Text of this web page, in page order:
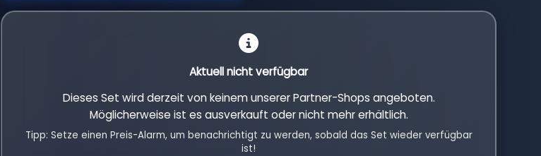
Aktuell nicht verfügbar
Dieses Set wird derzeit von keinem unserer Partner-Shops angeboten.
Möglicherweise ist es ausverkauft oder nicht mehr erhältlich.
Tipp: Setze einen Preis-Alarm, um benachrichtigt zu werden, sobald das Set wieder verfügbar
ist!